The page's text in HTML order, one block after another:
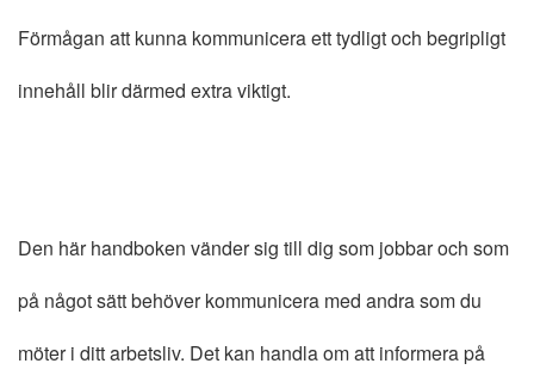
Förmågan att kunna kommunicera ett tydligt och begripligt
innehåll blir därmed extra viktigt.
Den här handboken vänder sig till dig som jobbar och som
på något sätt behöver kommunicera med andra som du
möter i ditt arbetsliv. Det kan handla om att informera på